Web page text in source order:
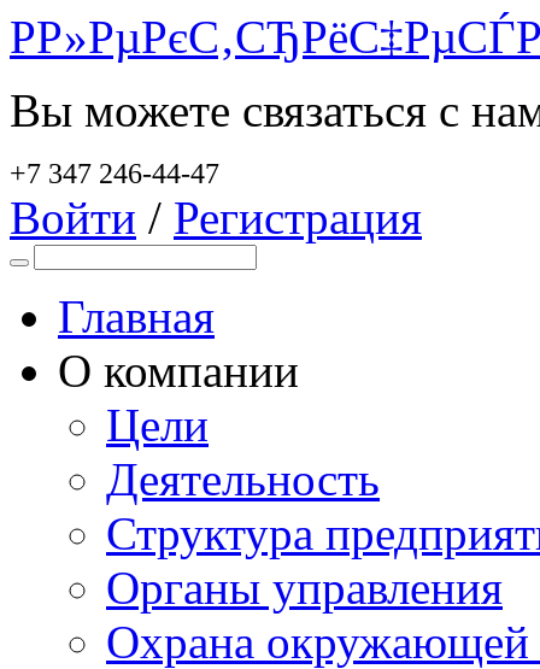
Вы можете связаться с
+7 347 246-44-47
Войти / Регистрация
Главная
О компании
Цели
Деятельность
Структура
Органы управления
Охрана окружающей